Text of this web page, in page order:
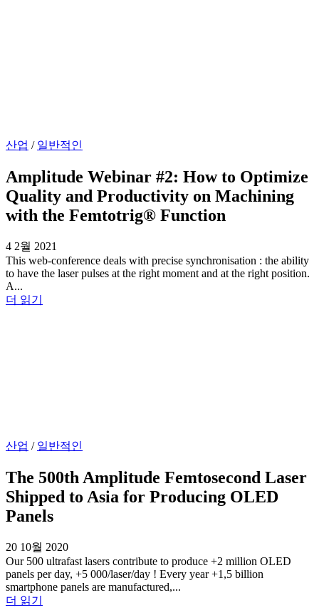
산업 / 일반적인
Amplitude Webinar #2: How to Optimize
Quality and Productivity on Machining
with the Femtotrig® Function
4 2월 2021
This web-conference deals with precise synchronisation : the ability
to have the laser pulses at the right moment and at the right position.
A...
더 읽기
산업 / 일반적인
The 500th Amplitude Femtosecond Laser
Shipped to Asia for Producing OLED
Panels
20 10월 2020
Our 500 ultrafast lasers contribute to produce +2 million OLED
panels per day, +5 000/laser/day ! Every year +1,5 billion
smartphone panels are manufactured,...
더 읽기